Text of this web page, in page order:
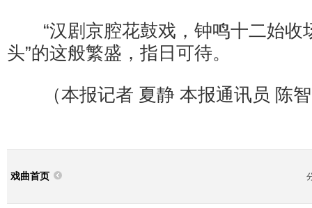
“汉剧京腔花鼓戏，钟鸣十二始收
头”的这般繁盛，指日可待。
（本报记者 夏静 本报通讯员 陈
戏曲首页